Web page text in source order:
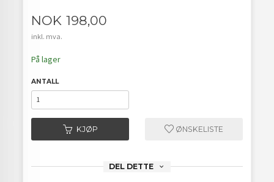
Pris
NOK 198,00
inkl. mva.
På lager
ANTALL
KJØP ØNSKELISTE
DEL DETTE